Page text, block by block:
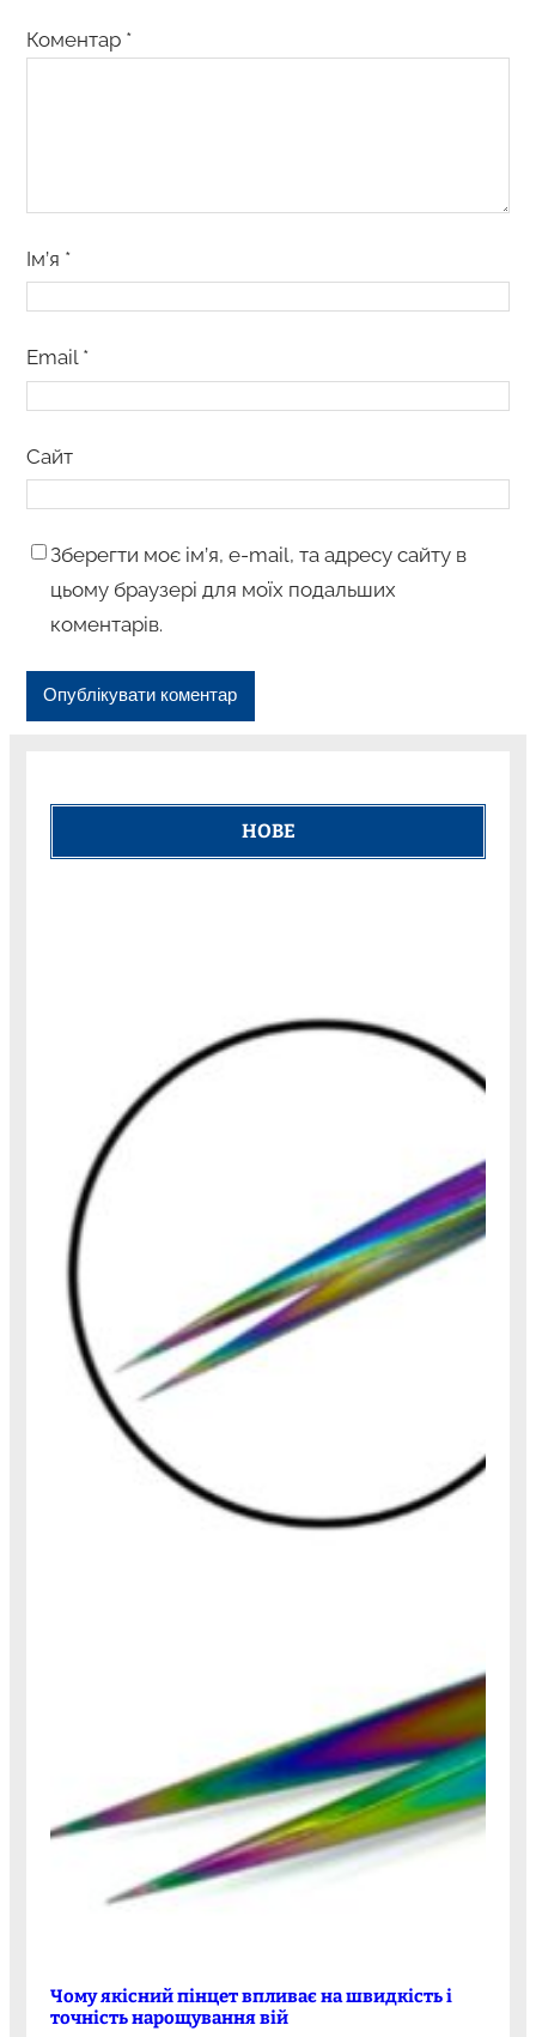
Коментар *
Ім’я *
Email *
Сайт
Зберегти моє ім’я, e-mail, та адресу сайту в
цьому браузері для моїх подальших
коментарів.
НОВЕ
Чому якісний пінцет впливає на швидкість і
точність нарощування вій